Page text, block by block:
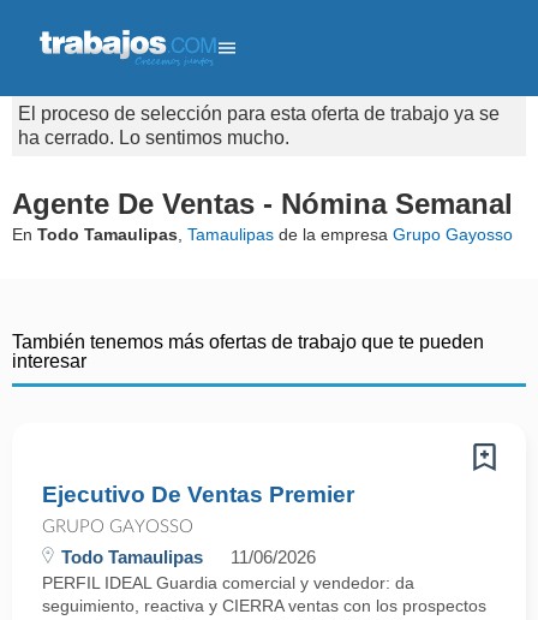
El proceso de selección para esta oferta de trabajo ya se
ha cerrado. Lo sentimos mucho.
Agente De Ventas - Nómina Semanal
En Todo Tamaulipas Tamaulipas de la empresa Grupo Gayosso
También tenemos más ofertas de trabajo que te pueden
interesar
Ejecutivo De Ventas Premier
GRUPO GAYOSSO
Todo Tamaulipas 11/06/2026
PERFIL IDEAL Guardia comercial y vendedor: da
seguimiento, reactiva y CIERRA ventas con los prospectos